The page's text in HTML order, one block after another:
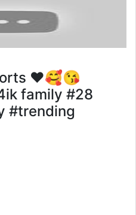
❤️🥰😘
family #28
#trending